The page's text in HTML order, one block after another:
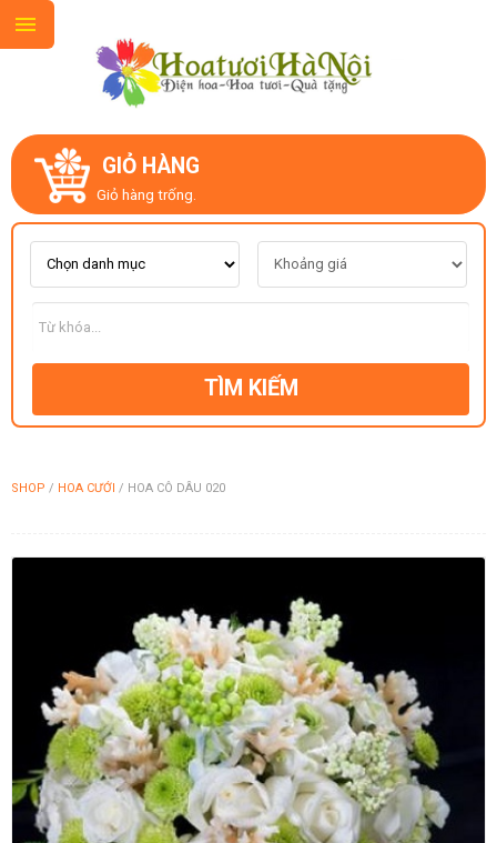
GIỎ HÀNG
Giỏ hàng trống.
TÌM KIẾM
SHOP / HOA CƯỚI / HOA CÔ DÂU 020
GIỚI THIỆU
LIÊN HỆ
MẪU HOA MỚI
CHỦ ĐỀ
QUÀ TẶNG
QUÀ TẾT 2026